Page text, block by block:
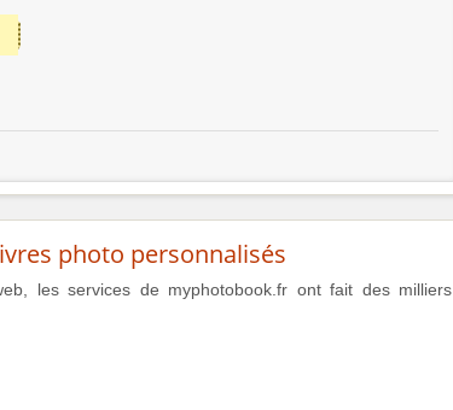
photo personnalisés
les services de myphotobook.fr ont fait des milliers